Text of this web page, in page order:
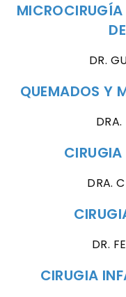
DR.
QUEMADOS Y
DRA.
DR.
CIRUGIA